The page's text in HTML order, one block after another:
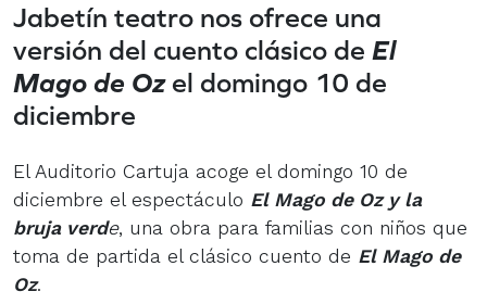
Jabetín teatro nos ofrece una
versión del cuento clásico de El
Mago de Ozel domingo 10 de
diciembre
El Auditorio Cartuja acoge el domingo 10 de
diciembre el espectáculo El Mago de Oz y la
bruja verde, una obra para familias con niños que
toma de partida el clásico cuento de El Mago de
Oz.